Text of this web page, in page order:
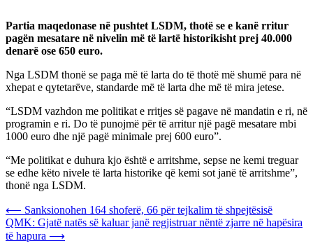
Partia maqedonase në pushtet LSDM, thotë se e kanë rritur
pagën mesatare në nivelin më të lartë historikisht prej 40.000
denarë ose 650 euro.
Nga LSDM thonë se paga më të larta do të thotë më shumë para në
xhepat e qytetarëve, standarde më të larta dhe më të mira jetese.
“LSDM vazhdon me politikat e rritjes së pagave në mandatin e ri, në
programin e ri. Do të punojmë për të arritur një pagë mesatare mbi
1000 euro dhe një pagë minimale prej 600 euro”.
“Me politikat e duhura kjo është e arritshme, sepse ne kemi treguar
se edhe këto nivele të larta historike që kemi sot janë të arritshme”,
thonë nga LSDM.
Post
navigation
⟵ Sanksionohen 164 shoferë, 66 për tejkalim të shpejtësisë
QMK: Gjatë natës së kaluar janë regjistruar nëntë zjarre në hapësira
të hapura ⟶